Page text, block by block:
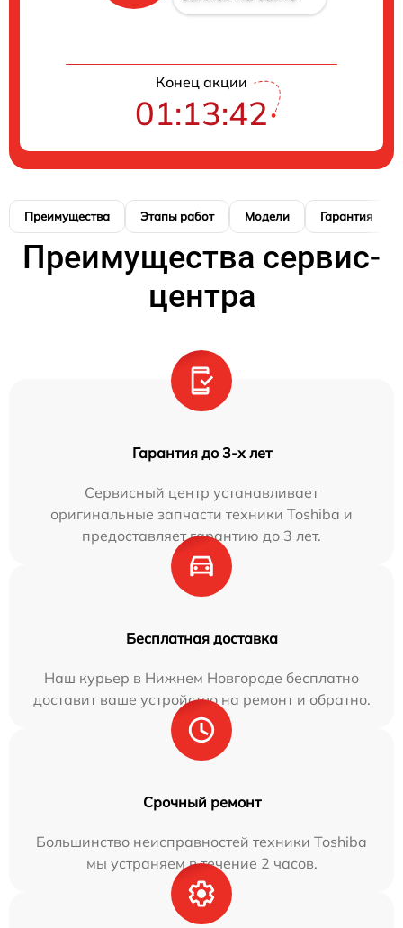
Конец акции
01:13:42
Преимущества Этапы работ Модели Гарантия
Преимущества сервис-
центра
Гарантия до 3-х лет
Сервисный центр устанавливает
оригинальные запчасти техники Toshiba и
предоставляет гарантию до 3 лет.
Бесплатная доставка
Наш курьер в Нижнем Новгороде бесплатно
доставит ваше устройство на ремонт и обратно.
Срочный ремонт
Большинство неисправностей техники Toshiba
мы устраняем в течение 2 часов.